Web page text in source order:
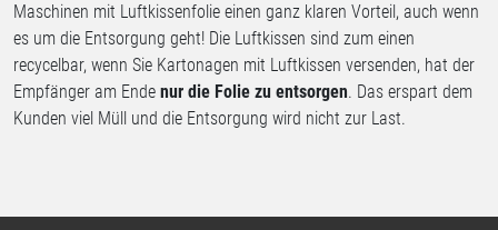
Maschinen mit Luftkissenfolie einen ganz klaren Vorteil, auch wenn
es um die Entsorgung geht! Die Luftkissen sind zum einen
recycelbar, wenn Sie Kartonagen mit Luftkissen versenden, hat der
Empfänger am Ende nur die Folie zu entsorgen. Das erspart dem
Kunden viel Müll und die Entsorgung wird nicht zur Last.